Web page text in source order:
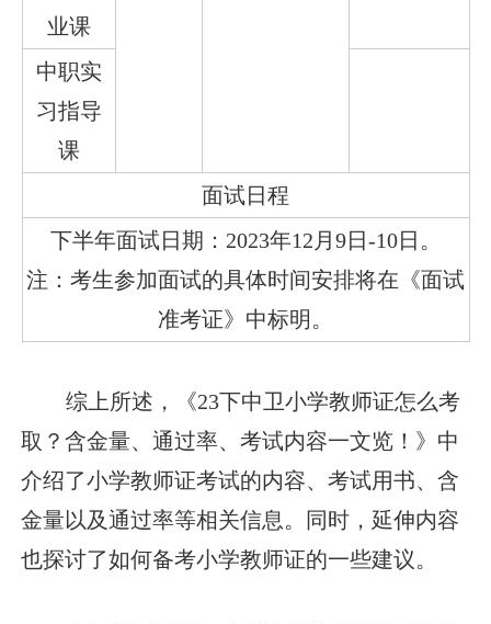
业课
中职实
习指导
课
面试日程
下半年面试日期：2023年12月9日-10日。
注：考生参加面试的具体时间安排将在《面试
准考证》中标明。
综上所述，《23下中卫小学教师证怎么考
取？含金量、通过率、考试内容一文览！》中
介绍了小学教师证考试的内容、考试用书、含
金量以及通过率等相关信息。同时，延伸内容
也探讨了如何备考小学教师证的一些建议。